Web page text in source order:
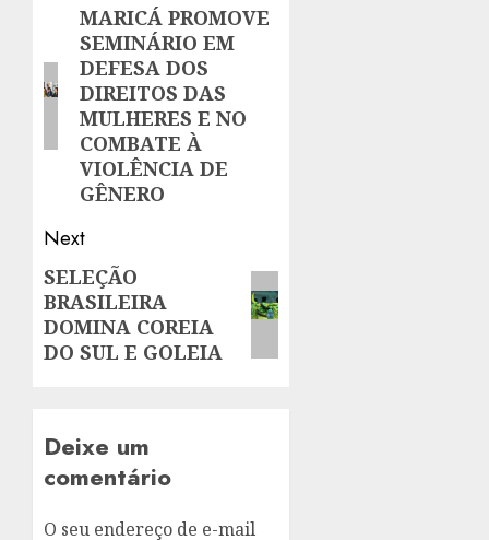
navigation
Previous
post:
MARICÁ PROMOVE
SEMINÁRIO EM
DEFESA DOS
DIREITOS DAS
MULHERES E NO
COMBATE À
VIOLÊNCIA DE
GÊNERO
Next
Next
post:
SELEÇÃO
BRASILEIRA
DOMINA COREIA
DO SUL E GOLEIA
Deixe um
comentário
O seu endereço de e-mail